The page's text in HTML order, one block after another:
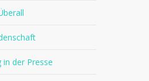
der Presse